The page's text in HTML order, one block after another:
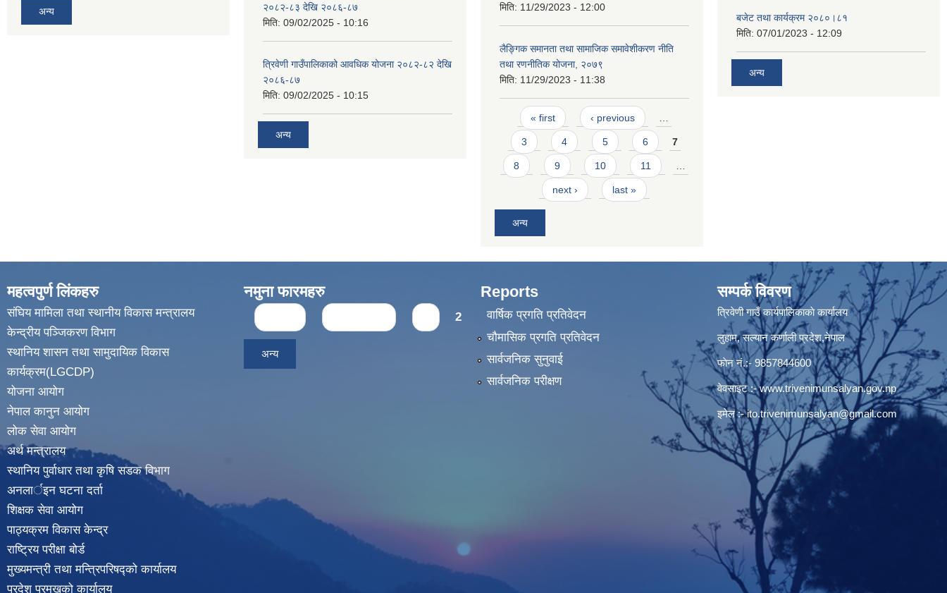
अन्य
२०८२-८३ देखि २०८६-८७
मिति: 09/02/2025 - 10:16
त्रिवेणी गाउँपालिकाको आवधिक योजना २०८२-८२ देखि
२०८६-८७
मिति: 09/02/2025 - 10:15
अन्य
मिति: 11/29/2023 - 12:00
लैङ्गिक समानता तथा सामाजिक समावेशीकरण नीति
तथा रणनीतिक योजना, २०७९
मिति: 11/29/2023 - 11:38
Pages
« first ‹ previous …
3 4 5 6 7
8 9 10 11 …
next › last »
अन्य
बजेट तथा कार्यक्रम २०८०।८१
मिति: 07/01/2023 - 12:09
अन्य
महत्वपुर्ण लिंकहरु
संघिय मामिला तथा स्थानीय विकास मन्त्रालय
केन्द्रीय पञ्जिकरण विभाग
स्थानिय शासन तथा सामुदायिक विकास
कार्यक्रम(LGCDP)
योजना आयोग
नेपाल कानुन आयोग
लोक सेवा आयोग
अर्थ मन्त्रालय
स्थानिय पुर्वाधार तथा कृषि सडक विभाग
अनलार्इन घटना दर्ता
शिक्षक सेवा आयोग
पाठ्यक्रम विकास केन्द्र
राष्ट्रिय परीक्षा बोर्ड
मुख्यमन्त्री तथा मन्त्रिपरिषद्को कार्यालय
प्रदेश प्रमुखको कार्यालय
नमुना फारमहरु
Pages 2
अन्य
Reports
वार्षिक प्रगति प्रतिवेदन
चौमासिक प्रगति प्रतिवेदन
सार्वजनिक सुनुवाई
सार्वजनिक परीक्षण
सम्पर्क विवरण
त्रिवेणी गाउँ कार्यपालिकाकाे कार्यालय
लुहाम, सल्यान कर्णाली प्रदेश,नेपाल
फाेन नं.:- 9857844600
वेवसाइट :-www.trivenimunsalyan.gov.np
इमेल :-ito.trivenimunsalyan@gmail.com